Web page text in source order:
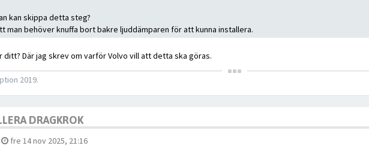
kan skippa detta steg?
man behöver knuffa bort bakre ljuddämparen för att kunna installera.
Där jag skrev om varför Volvo vill att detta ska göras.
2019.
DRAGKROK
fre 14 nov 2025, 21:16